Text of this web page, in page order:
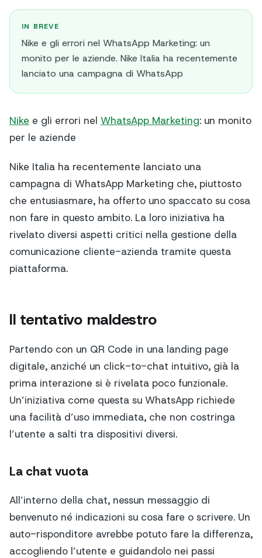
IN BREVE
Nike e gli errori nel WhatsApp Marketing: un
monito per le aziende. Nike Italia ha recentemente
lanciato una campagna di WhatsApp
Nike e gli errori nel WhatsApp Marketing: un monito
per le aziende
Nike Italia ha recentemente lanciato una
campagna di WhatsApp Marketing che, piuttosto
che entusiasmare, ha offerto uno spaccato su cosa
non fare in questo ambito. La loro iniziativa ha
rivelato diversi aspetti critici nella gestione della
comunicazione cliente-azienda tramite questa
piattaforma.
Il tentativo maldestro
Partendo con un QR Code in una landing page
digitale, anziché un click-to-chat intuitivo, già la
prima interazione si è rivelata poco funzionale.
Un’iniziativa come questa su WhatsApp richiede
una facilità d’uso immediata, che non costringa
l’utente a salti tra dispositivi diversi.
La chat vuota
All’interno della chat, nessun messaggio di
benvenuto né indicazioni su cosa fare o scrivere. Un
auto-risponditore avrebbe potuto fare la differenza,
accogliendo l’utente e guidandolo nei passi